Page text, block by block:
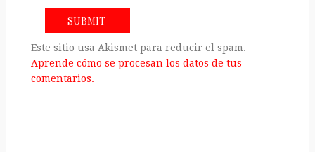
Este sitio usa Akismet para reducir el spam.
Aprende cómo se procesan los datos de tus
comentarios.